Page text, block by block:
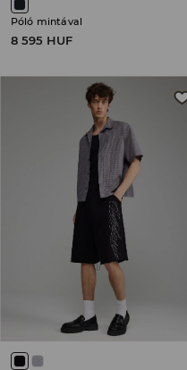
Póló mintával
8 595 HUF